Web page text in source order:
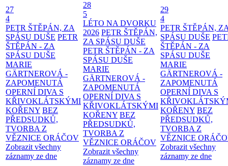
27
4
PETR ŠTĚPÁN, ZA
SPÁSU DUŠE PETR
ŠTĚPÁN - ZA
SPÁSU DUŠE
MARIE
GÄRTNEROVÁ -
ZAPOMENUTÁ
OPERNÍ DIVA S
KŘIVOKLÁTSKÝMI
KOŘENY BEZ
PŘEDSUDKŮ,
TVORBA Z
VĚZNICE ORÁČOV
Zobrazit všechny
záznamy ze dne
28
5
LÉTO NA DVORKU
2026 PETR ŠTĚPÁN,
ZA SPÁSU DUŠE
PETR ŠTĚPÁN - ZA
SPÁSU DUŠE
MARIE
GÄRTNEROVÁ -
ZAPOMENUTÁ
OPERNÍ DIVA S
KŘIVOKLÁTSKÝMI
KOŘENY BEZ
PŘEDSUDKŮ,
TVORBA Z
VĚZNICE ORÁČOV
Zobrazit všechny
záznamy ze dne
29
4
PETR ŠTĚPÁN,
SPÁSU DUŠE
ŠTĚPÁN - ZA
SPÁSU DUŠE
MARIE
GÄRTNEROVÁ -
ZAPOMENUTÁ
OPERNÍ DIVA S
KOŘENY BEZ
PŘEDSUDKŮ,
TVORBA Z
VĚZNICE
Zobrazit všechny
záznamy ze dne